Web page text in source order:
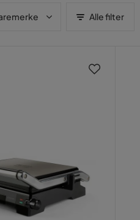
Alle filter